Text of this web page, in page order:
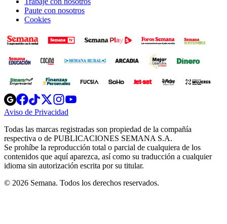
Paute con nosotros
Cookies
Opens
in
new
Opens
in
new
Opens
in
new
window
Opens
new
windowwindow
Aviso de Privacidad
new
window
Todas las marcas registradas son propiedad de la compañía
respectiva o de PUBLICACIONES SEMANA S.A.
Se prohíbe la reproducción total o parcial de cualquiera de los
contenidos que aquí aparezca, así como su traducción a cualquier
idioma sin autorización escrita por su titular.
© 2026 Semana. Todos los derechos reservados.